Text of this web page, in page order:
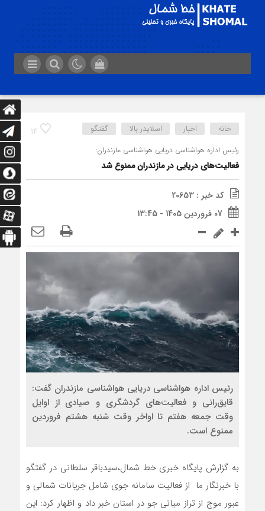
14 خانه اخبار اسلایدر بالا گفتگو
رئیس اداره هواشناسی دریایی هواشناسی مازندران:
فعالیت‌های دریایی در مازندران ممنوع شد
کد خبر : 20653
07 فروردین 1405 - 13:45
رئیس اداره هواشناسی دریایی هواشناسی مازندران گفت:
قایق‌رانی و فعالیت‌های گردشگری و صیادی از اوایل
وقت جمعه هفتم تا اواخر وقت شنبه هشتم فروردین
ممنوع است.
به گزارش پایگاه خبری خط شمال،سیدباقر سلطانی در گفتگو
با خبرنگار ما از فعالیت سامانه جوی شامل جریانات شمالی و
عبور موج از تراز میانی جو در استان خبر داد و اظهار کرد: این